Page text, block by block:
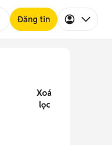
Đăng tin
Xoá
lọc